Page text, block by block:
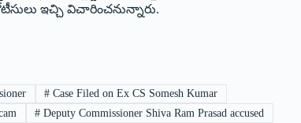
ఇచ్చి విచారించనున్నారు.
# Case Filed on Ex CS Somesh Kumar
# Deputy Commissioner Shiva Ram Prasad accused